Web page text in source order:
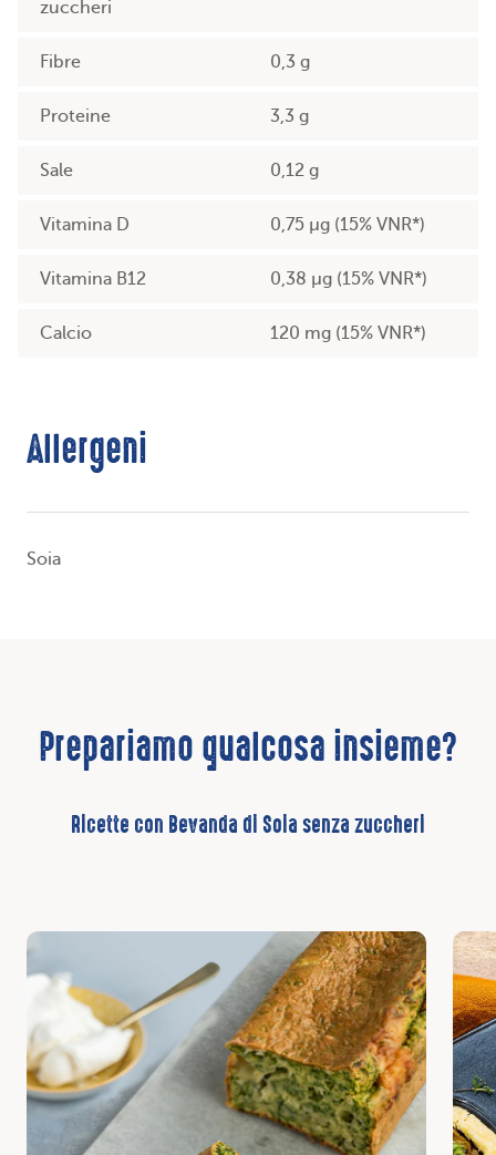
zuccheri
Fibre 0,3 g
Proteine 3,3 g
Sale 0,12 g
Vitamina D 0,75 µg (15% VNR*)
Vitamina B12 0,38 µg (15% VNR*)
Calcio 120 mg (15% VNR*)
Allergeni
Soia
Prepariamo qualcosa insieme?
Ricette con Bevanda di Soia senza zuccheri
Scopri